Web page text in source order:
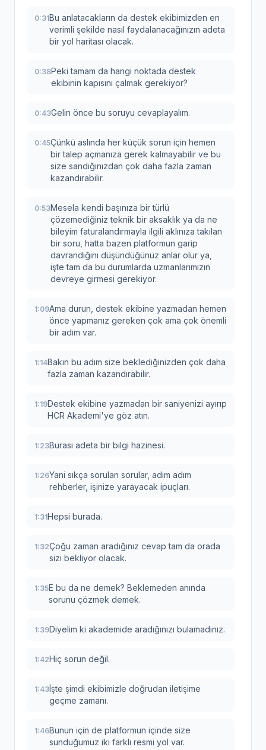
0:31Bu anlatacakların da destek ekibimizden en
verimli şekilde nasıl faydalanacağınızın adeta
bir yol haritası olacak.
0:38Peki tamam da hangi noktada destek
ekibinin kapısını çalmak gerekiyor?
0:43Gelin önce bu soruyu cevaplayalım.
0:45Çünkü aslında her küçük sorun için hemen
bir talep açmanıza gerek kalmayabilir ve bu
size sandığınızdan çok daha fazla zaman
kazandırabilir.
0:53Mesela kendi başınıza bir türlü
çözemediğiniz teknik bir aksaklık ya da ne
bileyim faturalandırmayla ilgili aklınıza takılan
bir soru, hatta bazen platformun garip
davrandığını düşündüğünüz anlar olur ya,
işte tam da bu durumlarda uzmanlarımızın
devreye girmesi gerekiyor.
1:09Ama durun, destek ekibine yazmadan hemen
önce yapmanız gereken çok ama çok önemli
bir adım var.
1:14Bakın bu adım size beklediğinizden çok daha
fazla zaman kazandırabilir.
1:19Destek ekibine yazmadan bir saniyenizi ayırıp
HCR Akademi'ye göz atın.
1:23Burası adeta bir bilgi hazinesi.
1:26Yani sıkça sorulan sorular, adım adım
rehberler, işinize yarayacak ipuçları.
1:31Hepsi burada.
1:32Çoğu zaman aradığınız cevap tam da orada
sizi bekliyor olacak.
1:35E bu da ne demek? Beklemeden anında
sorunu çözmek demek.
1:39Diyelim ki akademide aradığınızı bulamadınız.
1:42Hiç sorun değil.
1:43İşte şimdi ekibimizle doğrudan iletişime
geçme zamanı.
1:46Bunun için de platformun içinde size
sunduğumuz iki farklı resmi yol var.